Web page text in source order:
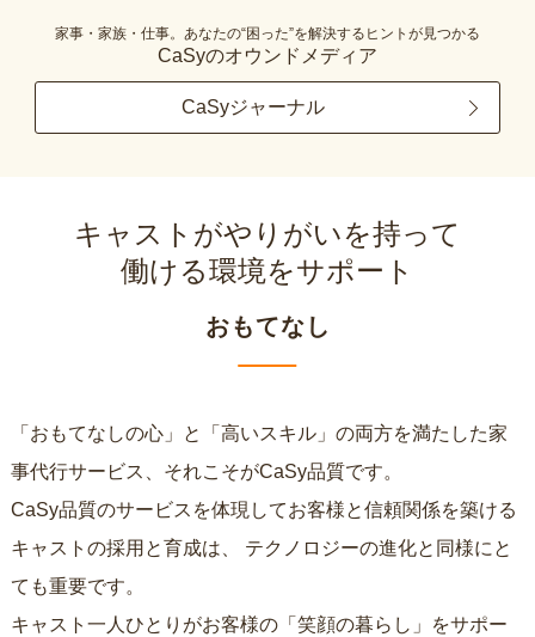
家事・家族・仕事。あなたの“困った”を解決するヒントが見つかる
CaSyのオウンドメディア
CaSyジャーナル
キャストがやりがいを持って
働ける環境をサポート
おもてなし
「おもてなしの心」と「高いスキル」の両方を満たした家
事代行サービス、それこそがCaSy品質です。
CaSy品質のサービスを体現してお客様と信頼関係を築ける
キャストの採用と育成は、
ても重要です。
キャスト一人ひとりがお客様の「笑顔の暮らし」をサポー